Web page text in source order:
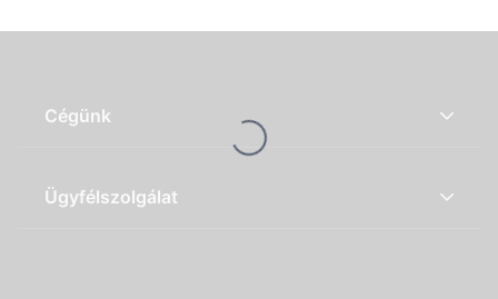
Loading...
Cégünk
Ügyfélszolgálat